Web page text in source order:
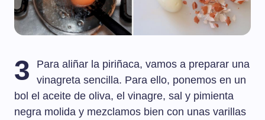
3
Para aliñar la piriñaca, vamos a preparar una
vinagreta sencilla. Para ello, ponemos en un
bol el aceite de oliva, el vinagre, sal y pimienta
negra molida y mezclamos bien con unas varillas